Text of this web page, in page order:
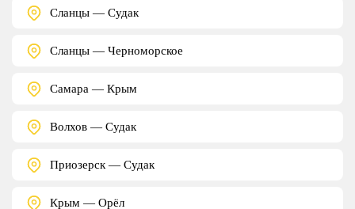
Сланцы — Судак
Сланцы — Черноморское
Самара — Крым
Волхов — Судак
Приозерск — Судак
Крым — Орёл